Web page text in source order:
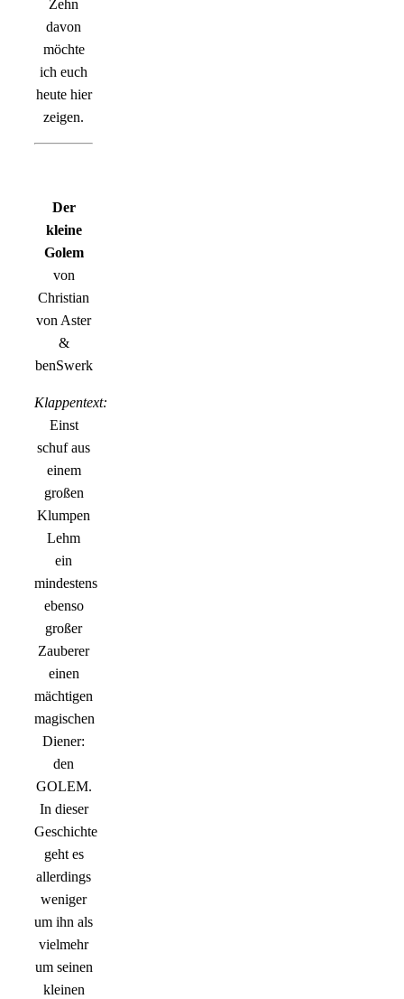
Zehn
davon
möchte
ich euch
heute hier
zeigen.
Der
kleine
Golem
von
Christian
von Aster
&
benSwerk
Klappentext:
Einst
schuf aus
einem
großen
Klumpen
Lehm
ein
mindestens
ebenso
großer
Zauberer
einen
mächtigen
magischen
Diener:
den
GOLEM.
In dieser
Geschichte
geht es
allerdings
weniger
um ihn als
vielmehr
um seinen
kleinen